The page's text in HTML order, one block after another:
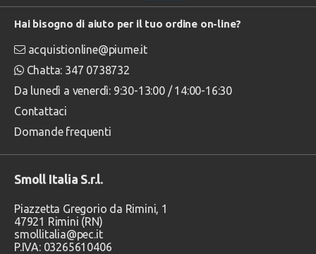
Hai bisogno di aiuto per il tuo ordine on-line?
acquistionline@piume.it
Chatta: 347 0738732
Da lunedì a venerdì: 9:30-13:00 / 14:00-16:30
Contattaci
Domande frequenti
Smoll Italia S.r.l.
Piazzetta Gregorio da Rimini, 1
47921 Rimini (RN)
smollitalia@pec.it
P.IVA: 03265610406